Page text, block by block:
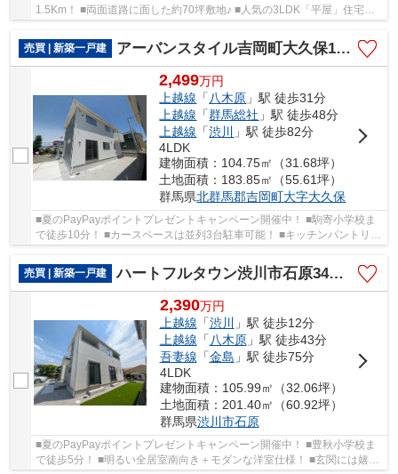
1.5Km！ ■両面道路に面した約70坪敷地♪ ■人気の3LDK「平屋」住宅登
売買 | 新築一戸建
アーバンスタイル吉岡町大久保1期ー①
2,499万円
上越線 「 八木原 」駅 徒歩31分
上越線 「群馬総社 」駅 徒歩48分
上越線 「渋川
」駅 徒歩82分
4LDK
建物面積：104.75㎡（31.68坪）
土地面積：183.85㎡（55.61坪）
群馬県北群馬郡吉岡町大字大久保
■夏のPayPayポイントプレゼントキャンペーン開催中！ ■駒寄小学校ま
で徒歩10分！ ■カースペースは並列3台駐車可能！ ■キッチンパントリー
売買 | 新築一戸建
ハートフルタウン渋川市石原34ーB
2,390万円
上越線 「渋川
」駅 徒歩12分
上越線 「 八木原」駅 徒歩43分
吾妻線 「金島 」駅 徒歩75分
4LDK
建物面積：105.99㎡（32.06坪）
土地面積：201.40㎡（60.92坪）
群馬県渋川市石原
■夏のPayPayポイントプレゼントキャンペーン開催中！ ■豊秋小学校ま
で徒歩5分！ ■明るい全居室南向き＋モダンな洋室仕様！ ■玄関には嬉し